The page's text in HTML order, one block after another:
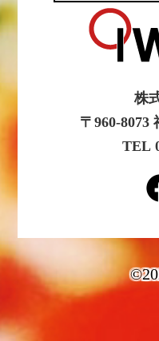
株
〒960-8073
TEL